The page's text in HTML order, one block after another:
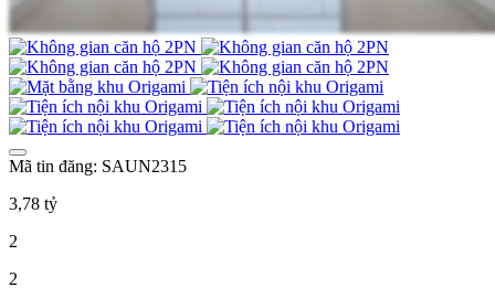
Mã tin đăng: SAUN2315
3,78 tỷ
2
2